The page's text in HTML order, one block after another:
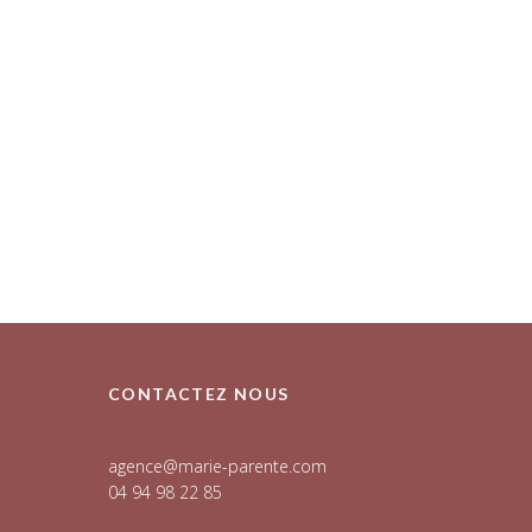
CONTACTEZ NOUS
agence@marie-parente.com
04 94 98 22 85